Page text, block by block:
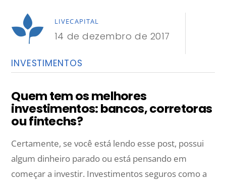
LIVECAPITAL
14 de dezembro de 2017
INVESTIMENTOS
Quem tem os melhores
investimentos: bancos, corretoras
ou fintechs?
Certamente, se você está lendo esse post, possui
algum dinheiro parado ou está pensando em
começar a investir. Investimentos seguros como a